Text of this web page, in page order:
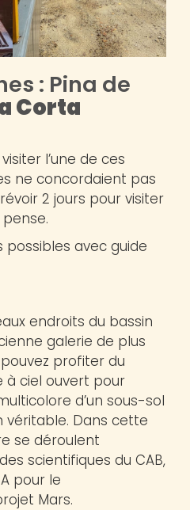
: Pina de
Corta
l’une de ces
ne concordaient pas
2 jours pour visiter
possibles avec guide
endroits du bassin
galerie de plus
profiter du
à ciel ouvert pour
d’un sous-sol
véritable. Dans cette
se déroulent
scientifiques du CAB,
pour le
Mars.